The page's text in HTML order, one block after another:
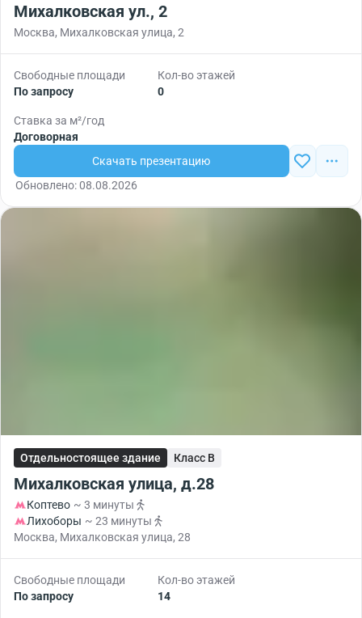
Михалковская ул., 2
Москва, Михалковская улица, 2
Свободные площади
По запросу
Кол-во этажей
0
Ставка за м²/год
Договорная
Скачать презентацию
Обновлено: 08.08.2026
Отдельностоящее здание Класс B
Михалковская улица, д.28
Коптево ~ 3 минуты
Лихоборы ~ 23 минуты
Москва, Михалковская улица, 28
Свободные площади
По запросу
Кол-во этажей
14